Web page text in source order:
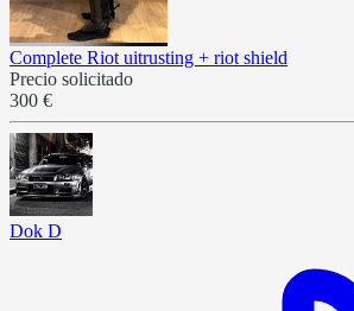
Complete Riot uitrusting + riot shield
Precio solicitado
300 €
Dok D